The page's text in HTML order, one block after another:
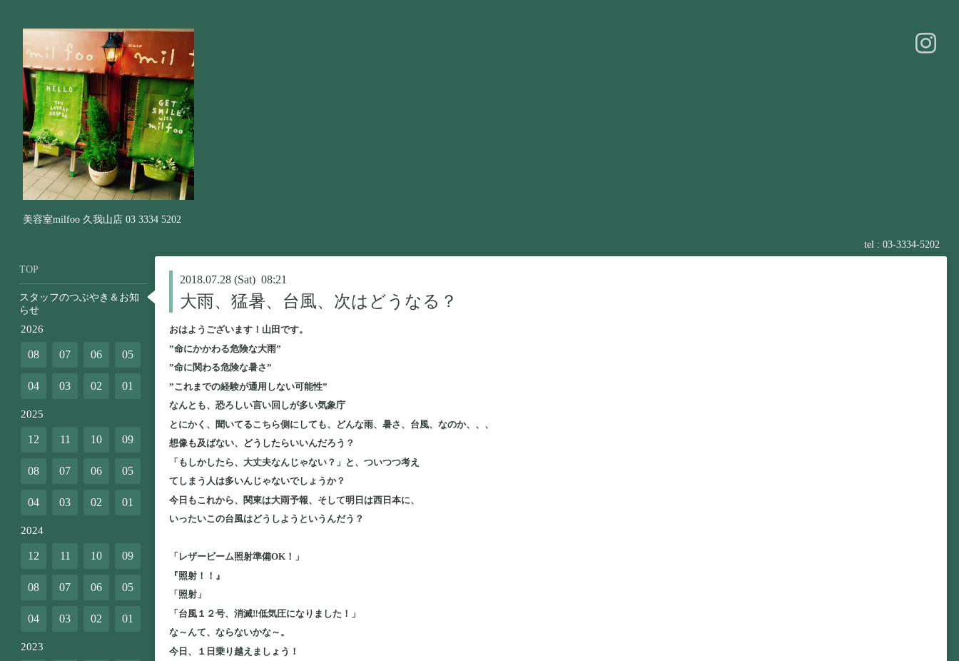
美容室milfoo 久我山店 03 3334 5202
tel : 03-3334-5202
2018.07.28 (Sat) 08:21
大雨、猛暑、台風、次はどうなる？
おはようございます！山田です。
”命にかかわる危険な大雨”
”命に関わる危険な暑さ”
”これまでの経験が通用しない可能性”
なんとも、恐ろしい言い回しが多い気象庁
とにかく、聞いてるこちら側にしても、どんな雨、暑さ、台風、なのか、、、
想像も及ばない、どうしたらいいんだろう？
「もしかしたら、大丈夫なんじゃない？」と、ついつつ考え
てしまう人は多いんじゃないでしょうか？
今日もこれから、関東は大雨予報、そして明日は西日本に、
いったいこの台風はどうしようというんだう？
「レザービーム照射準備OK！」
『照射！！』
「照射」
「台風１２号、消滅‼低気圧になりました！」
な～んて、ならないかな～。
今日、１日乗り越えましょう！
TOP
スタッフのつぶやき＆お知
らせ
2026
08 07 06 05
04 03 02 01
2025
12 11 10 09
08 07 06 05
04 03 02 01
2024
12 11 10 09
08 07 06 05
04 03 02 01
2023